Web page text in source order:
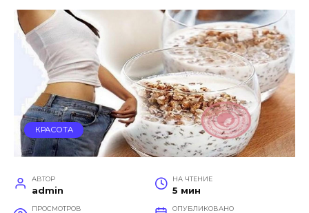
КРАСОТА
АВТОР
admin
НА ЧТЕНИЕ
5 мин
ПРОСМОТРОВ ОПУБЛИКОВАНО